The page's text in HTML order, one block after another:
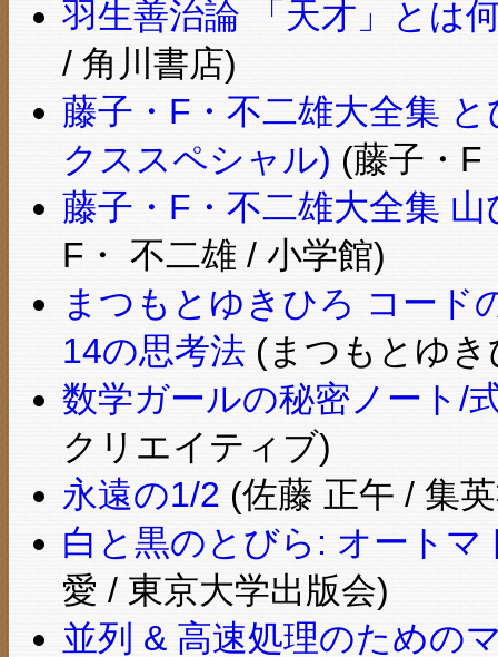
羽生善治論 「天才」とは
/ 角川書店)
藤子・F・不二雄大全集
クススペシャル) (藤子・F
藤子・F・不二雄大全集
F・ 不二雄 / 小学館)
まつもとゆきひろ コード
14の思考法 (まつもとゆ
数学ガールの秘密ノート/
クリエイティブ)
永遠の1/2 (佐藤 正午 / 集
白と黒のとびら: オート
愛 / 東京大学出版会)
並列 & 高速処理のための